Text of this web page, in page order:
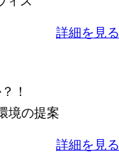
詳細を見る
！
境の提案
詳細を見る